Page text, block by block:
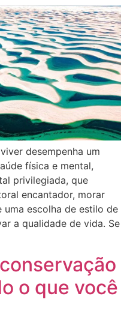
desempenha um
física e mental,
privilegiada, que
encantador, morar
escolha de estilo de
a qualidade de vida. Se
o que você